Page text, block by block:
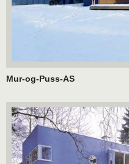
Mur-og-Puss-AS